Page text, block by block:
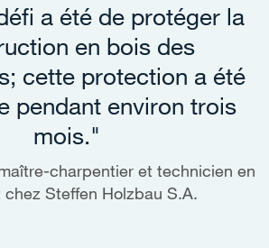
a été de protéger la
en bois des
cette protection a été
pendant environ trois
mois."
charpentier et technicien en
Steffen Holzbau S.A.